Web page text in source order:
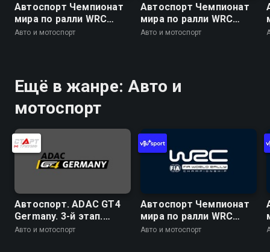
Автоспорт Чемпионат
мира по ралли WRC
2026. 10 этап. Ралли
Авто и мотоспорт
Автоспорт Чемпионат
мира по ралли WRC
2026. 10 этап. Ралли
Авто и мотоспорт
Ещё в жанре: Авто и
мотоспорт
Автоспорт. ADAC GT4
Germany. 3-й этап.
Ошерслебен. Гонка 2
Авто и мотоспорт
Автоспорт Чемпионат
мира по ралли WRC
2026. 10 этап. Ралли
Авто и мотоспорт